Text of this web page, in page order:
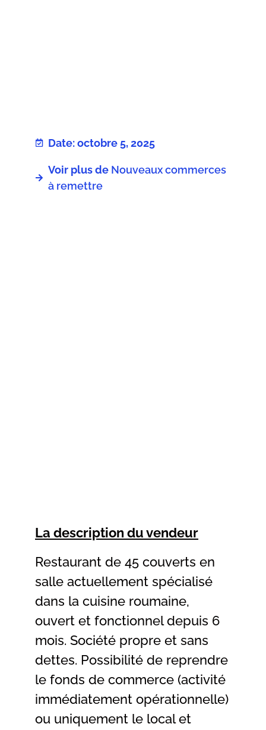
Date: octobre 5, 2025
Voir plus de Nouveaux commerces
à remettre
La description du vendeur
Restaurant de 45 couverts en
salle actuellement spécialisé
dans la cuisine roumaine,
ouvert et fonctionnel depuis 6
mois. Société propre et sans
dettes. Possibilité de reprendre
le fonds de commerce (activité
immédiatement opérationnelle)
ou uniquement le local et